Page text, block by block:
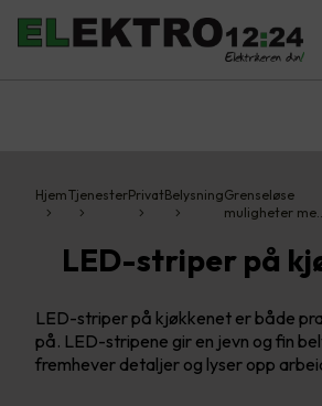
HjemTjenesterPrivatBelysningGrenseløse
muligheter
LED-striper på
LED-striper på kjøkkenet er både
på. LED-stripene gir en jevn og fin
fremhever detaljer og lyser opp